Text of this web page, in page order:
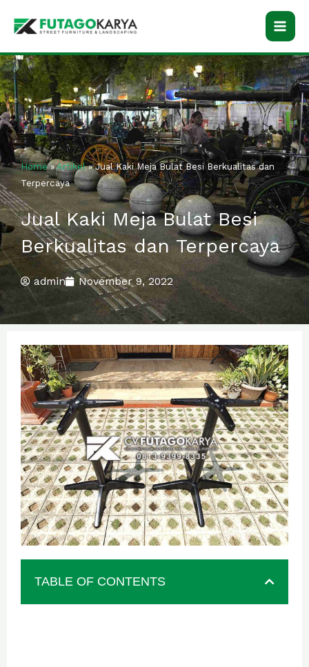
Home»Artikel»Jual Kaki Meja Bulat Besi Berkualitas dan
Terpercaya
Jual Kaki Meja Bulat Besi
Berkualitas dan Terpercaya
admin November 9, 2022
TABLE OF CONTENTS